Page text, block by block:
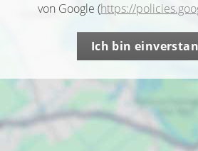
von Google (https://
Ich bin